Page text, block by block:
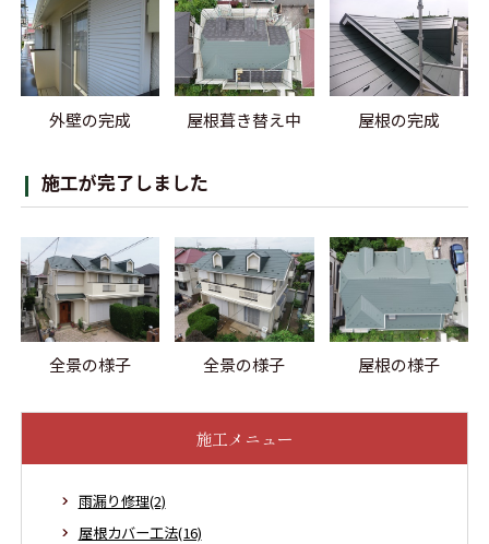
外壁の完成 屋根葺き替え中 屋根の完成
施工が完了しました
全景の様子 全景の様子 屋根の様子
施工メニュー
雨漏り修理(2)
屋根カバー工法(16)